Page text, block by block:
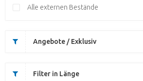
Alle externen Bestände
Angebote / Exklusiv
Filter in Länge